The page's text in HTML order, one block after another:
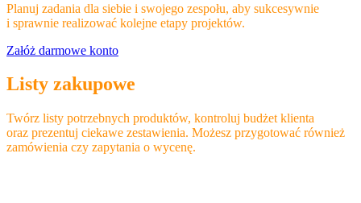
Planuj zadania dla siebie i swojego zespołu, aby sukcesywnie
i sprawnie realizować kolejne etapy projektów.
Załóż darmowe konto
Listy zakupowe
Twórz listy potrzebnych produktów, kontroluj budżet klienta
oraz prezentuj ciekawe zestawienia. Możesz przygotować również
zamówienia czy zapytania o wycenę.